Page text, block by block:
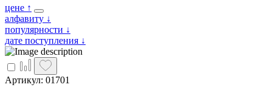
цене ↑
алфавиту ↓
популярности ↓
дате поступления ↓
Артикул: 01701